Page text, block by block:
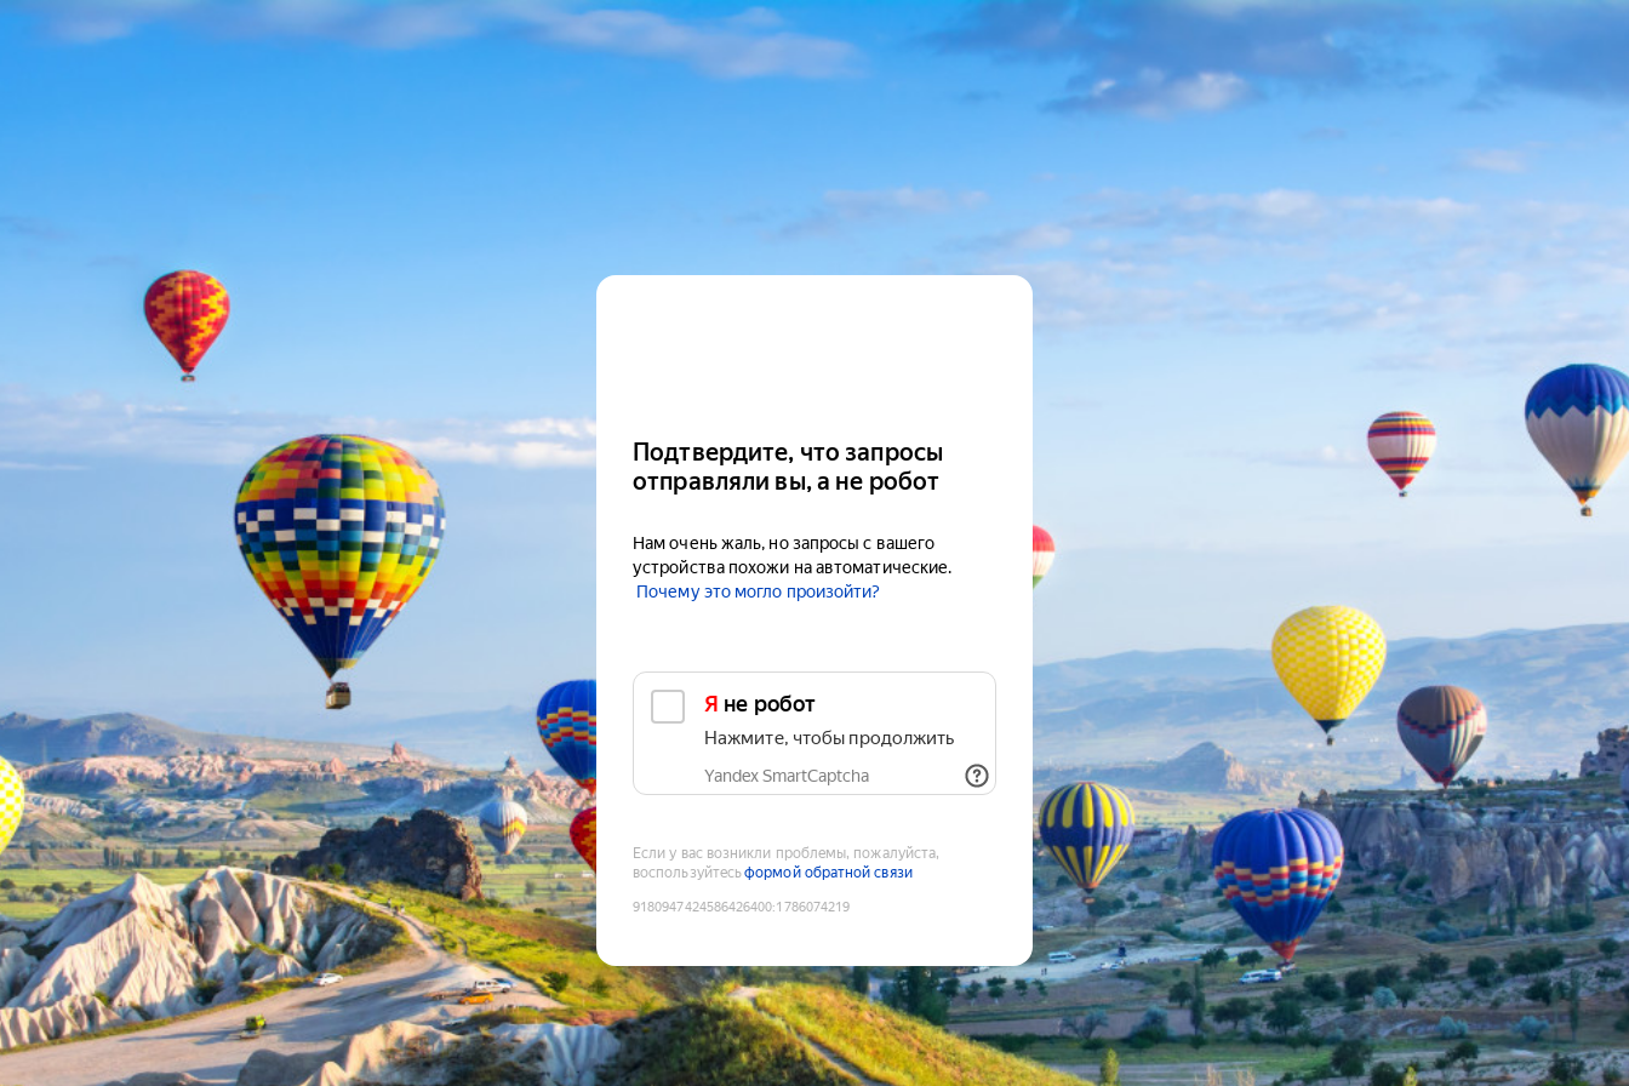
Подтвердите, что запросы
отправляли вы, а не робот
Нам очень жаль, но запросы с вашего
устройства похожи на автоматические.
Почему это могло произойти?
Я не робот
Нажмите, чтобы продолжить
Yandex SmartCaptcha
Если у вас возникли проблемы, пожалуйста,
воспользуйтесьформой обратной связи
9180947424586426400:1786074219